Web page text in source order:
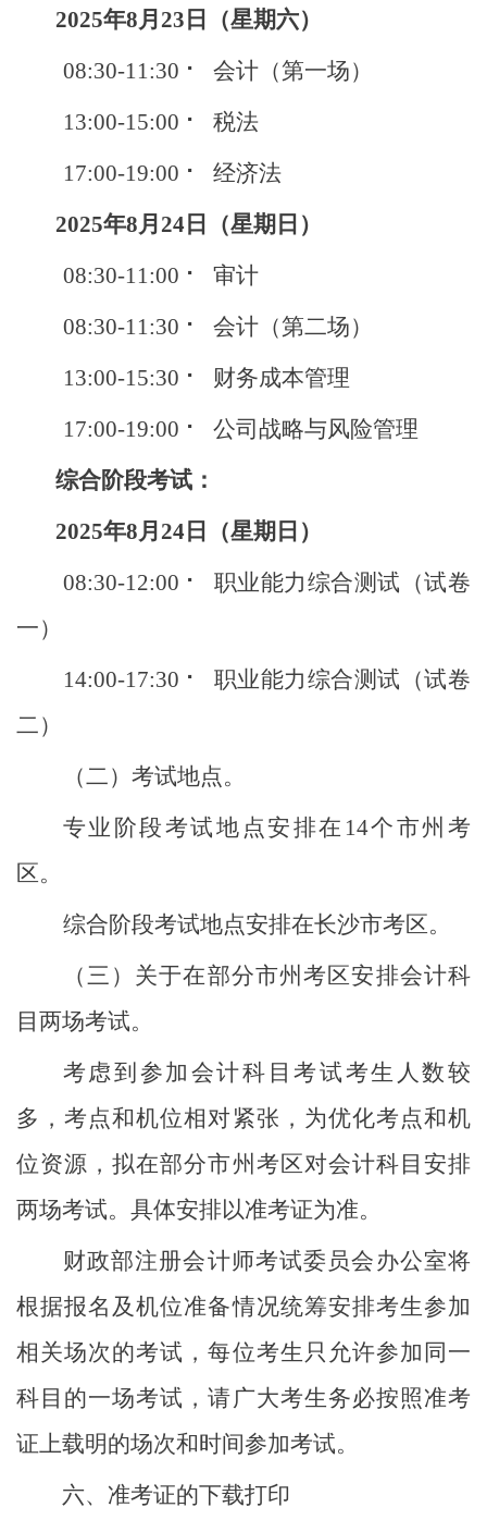
2025年8月23日（星期六）
08:30-11:30 ⠂ 会计（第一场）
13:00-15:00 ⠂ 税法
17:00-19:00 ⠂ 经济法
2025年8月24日（星期日）
08:30-11:00 ⠂ 审计
08:30-11:30 ⠂ 会计（第二场）
13:00-15:30 ⠂ 财务成本管理
17:00-19:00 ⠂ 公司战略与风险管理
综合阶段考试：
2025年8月24日（星期日）
08:30-12:00 ⠂ 职业能力综合测试（试卷
一）
14:00-17:30 ⠂ 职业能力综合测试（试卷
二）
（二）考试地点。
专业阶段考试地点安排在 14个市州考
区。
综合阶段考试地点安排在长沙市考区。
（三）关于在部分市州考区安排会计科
目两场考试。
考虑到参加会计科目考试考生人数较
多，考点和机位相对紧张，为优化考点和机
位资源，拟在部分市州考区对会计科目安排
两场考试。具体安排以准考证为准。
财政部注册会计师考试委员会办公室将
根据报名及机位准备情况统筹安排考生参加
相关场次的考试，每位考生只允许参加同一
科目的一场考试，请广大考生务必按照准考
证上载明的场次和时间参加考试。
六、准考证的下载打印